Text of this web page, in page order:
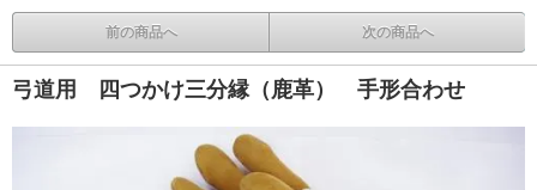
前の商品へ 次の商品へ
弓道用 四つかけ三分縁（鹿革） 手形合わせ